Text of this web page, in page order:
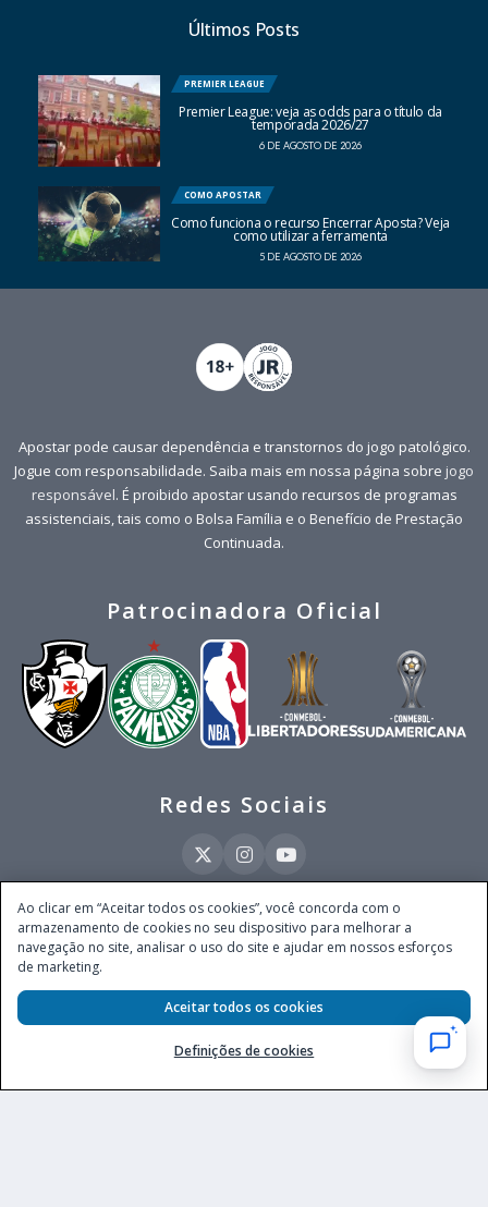
Últimos Posts
PREMIER LEAGUE
Premier League: veja as odds para o título da
temporada 2026/27
6 DE AGOSTO DE 2026
COMO APOSTAR
Como funciona o recurso Encerrar Aposta? Veja
como utilizar a ferramenta
5 DE AGOSTO DE 2026
Apostar pode causar dependência e transtornos do jogo patológico.
Jogue com responsabilidade. Saiba mais em nossa página sobre jogo
responsável. É proibido apostar usando recursos de programas
assistenciais, tais como o Bolsa Família e o Benefício de Prestação
Continuada.
Patrocinadora Oficial
Redes Sociais
Este site é operado pela Ventmear Brasil LTDA (CNPJ 52.868.380/0001-84), com
endereço na Avenida Brigadeiro Faria Lima, nº 4.055, 3º andar, Itaim Bibi, no
Município de São Paulo, Estado de São Paulo, CEP 04538-133, Brasil - empresa
autorizada a operar apostas de quota fixa em todo território nacional pela
Secretaria de Prêmios e Apostas do Ministério da Fazenda, conforme Portaria nº
247, de 07.02.2025, publicada no DOU em 11.2.2025.
Ao clicar em “Aceitar todos os cookies”, você concorda com o
armazenamento de cookies no seu dispositivo para melhorar a
navegação no site, analisar o uso do site e ajudar em nossos esforços
de marketing.
Definições de cookies
Aceitar todos os cookies